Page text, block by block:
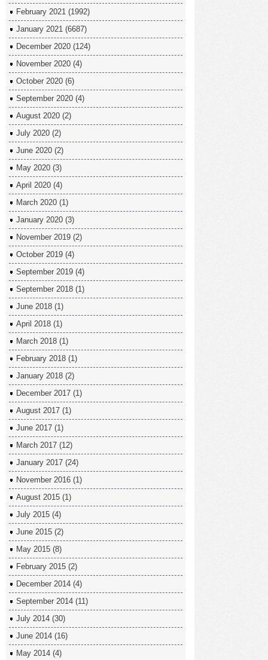
February 2021 (1992)
January 2021 (6687)
December 2020 (124)
November 2020 (4)
October 2020 (6)
September 2020 (4)
August 2020 (2)
July 2020 (2)
June 2020 (2)
May 2020 (3)
April 2020 (4)
March 2020 (1)
January 2020 (3)
November 2019 (2)
October 2019 (4)
September 2019 (4)
September 2018 (1)
June 2018 (1)
April 2018 (1)
March 2018 (1)
February 2018 (1)
January 2018 (2)
December 2017 (1)
August 2017 (1)
June 2017 (1)
March 2017 (12)
January 2017 (24)
November 2016 (1)
August 2015 (1)
July 2015 (4)
June 2015 (2)
May 2015 (8)
February 2015 (2)
December 2014 (4)
September 2014 (11)
July 2014 (30)
June 2014 (16)
May 2014 (4)